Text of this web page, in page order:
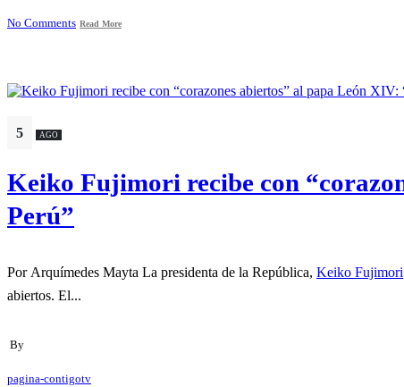
No Comments Read More
5 AGO
Keiko Fujimori recibe con
Perú”
Por Arquímedes Mayta La presidenta de la República, Keiko Fujimori
abiertos. El...
By
pagina-contigotv